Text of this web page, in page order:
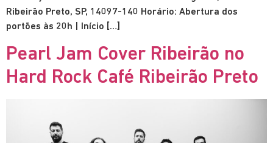
Ribeirão Preto, SP, 14097-140 Horário: Abertura dos
portões às 20h | Início […]
Pearl Jam Cover Ribeirão no
Hard Rock Café Ribeirão Preto